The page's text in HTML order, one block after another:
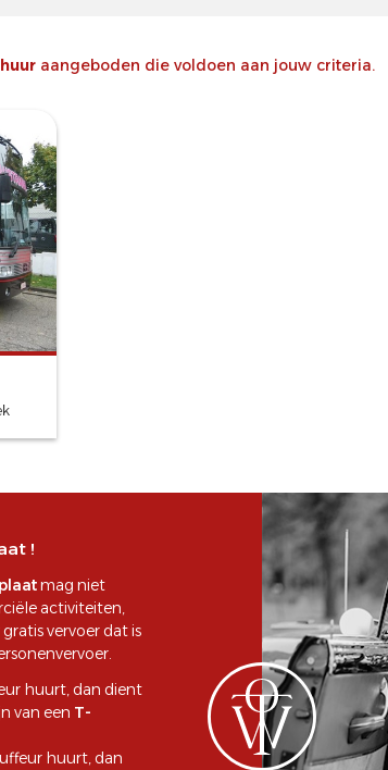
aangeboden die voldoen aan jouw criteria.
!
mag niet
activiteiten,
vervoer dat is
huurt, dan dient
van een T-
huurt, dan